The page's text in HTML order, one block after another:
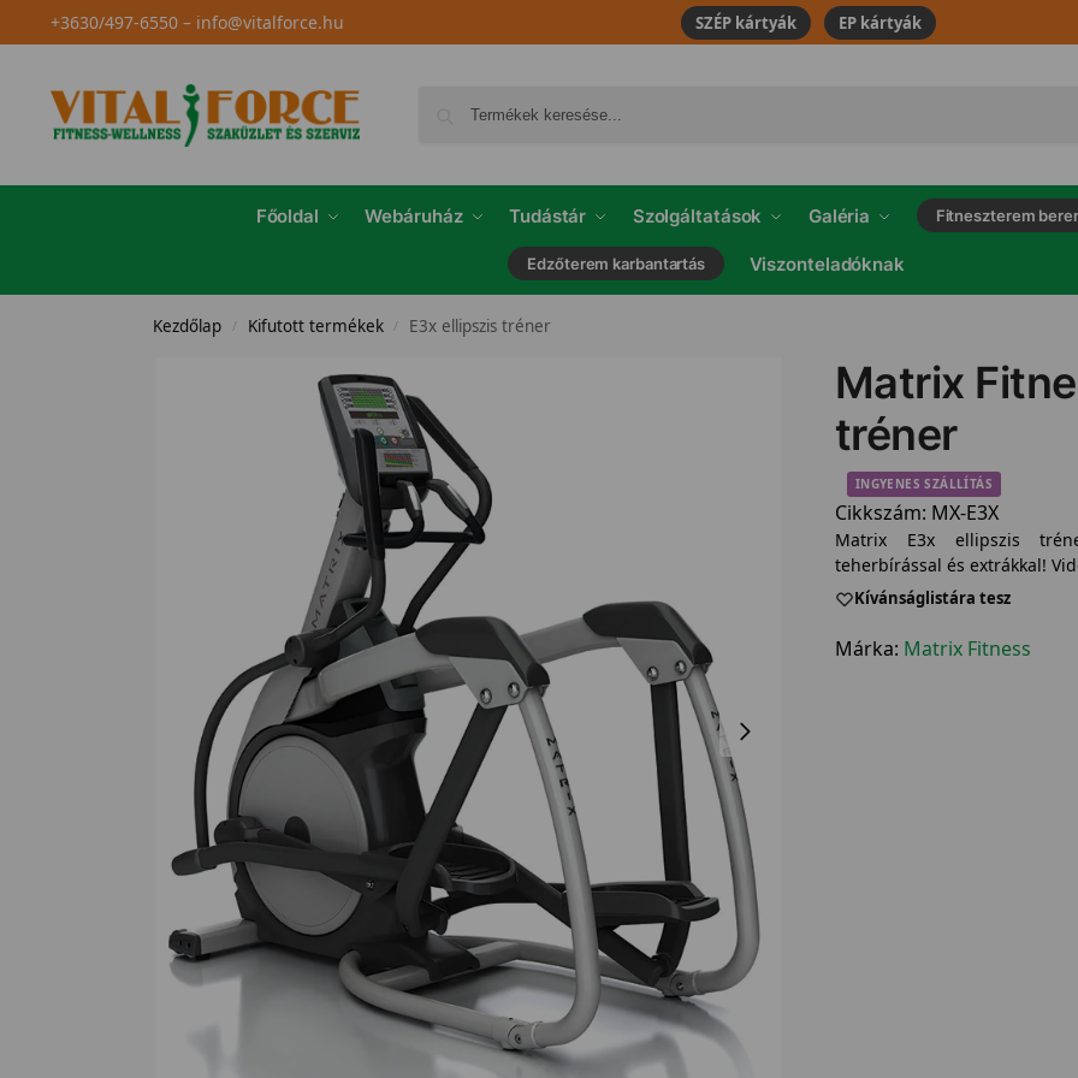
+3630/497-6550– info@vitalforce.hu SZÉP kártyák EP kártyák
Főoldal Webáruház Tudástár Szolgáltatások Galéria Fitneszterem
Edzőterem karbantartás Viszonteladóknak
Kezdőlap / Kifutott termékek / E3x ellipszis tréner
Matrix
tréner
INGYENES SZÁLLÍTÁS
Cikkszám: MX-E3X
Matrix E3x ellipszis
teherbírással és extrákkal!
Kívánságlistára tesz
Márka: Matrix Fitness